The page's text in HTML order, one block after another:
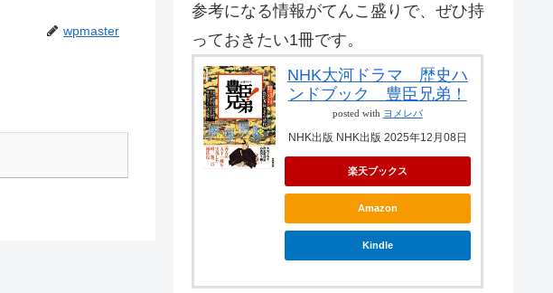
wpmaster
参考になる情報がてんこ盛りで、ぜひ持
っておきたい1冊です。
NHK大河ドラマ 歴史ハ
ンドブック 豊臣兄弟！
posted with ヨメレバ
NHK出版 NHK出版 2025年12月08日
楽天ブックス
Amazon
Kindle